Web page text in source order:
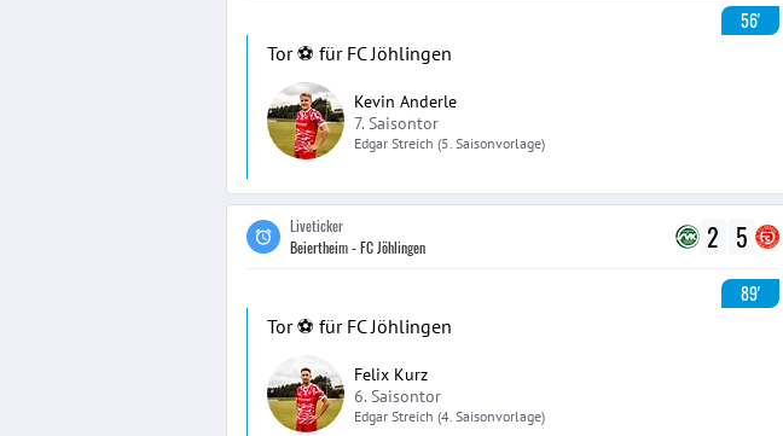
56'
Tor ⚽️ für FC Jöhlingen
Kevin Anderle
7. Saisontor
Edgar Streich (5. Saisonvorlage)
Liveticker
Beiertheim - FC Jöhlingen
2 5
89'
Tor ⚽️ für FC Jöhlingen
Felix Kurz
6. Saisontor
Edgar Streich (4. Saisonvorlage)